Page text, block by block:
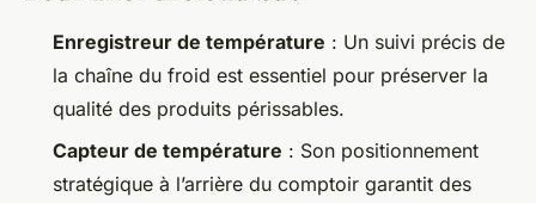
Enregistreur de température : Un suivi précis de
la chaîne du froid est essentiel pour préserver la
qualité des produits périssables.
Capteur de température : Son positionnement
stratégique à l’arrière du comptoir garantit des